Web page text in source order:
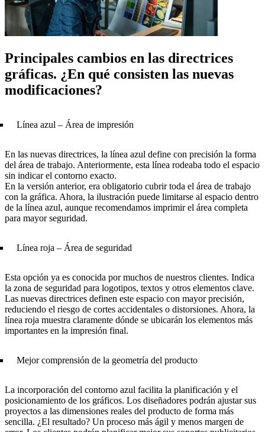
Principales cambios en las directrices
gráficas. ¿En qué consisten las nuevas
modificaciones?
Línea azul – Área de impresión
En las nuevas directrices, la línea azul define con precisión la forma
del área de trabajo. Anteriormente, esta línea rodeaba todo el espacio
sin indicar el contorno exacto.
En la versión anterior, era obligatorio cubrir toda el área de trabajo
con la gráfica. Ahora, la ilustración puede limitarse al espacio dentro
de la línea azul, aunque recomendamos imprimir el área completa
para mayor seguridad.
Línea roja – Área de seguridad
Esta opción ya es conocida por muchos de nuestros clientes. Indica
la zona de seguridad para logotipos, textos y otros elementos clave.
Las nuevas directrices definen este espacio con mayor precisión,
reduciendo el riesgo de cortes accidentales o distorsiones. Ahora, la
línea roja muestra claramente dónde se ubicarán los elementos más
importantes en la impresión final.
Mejor comprensión de la geometría del producto
La incorporación del contorno azul facilita la planificación y el
posicionamiento de los gráficos. Los diseñadores podrán ajustar sus
proyectos a las dimensiones reales del producto de forma más
sencilla. ¿El resultado? Un proceso más ágil y menos margen de